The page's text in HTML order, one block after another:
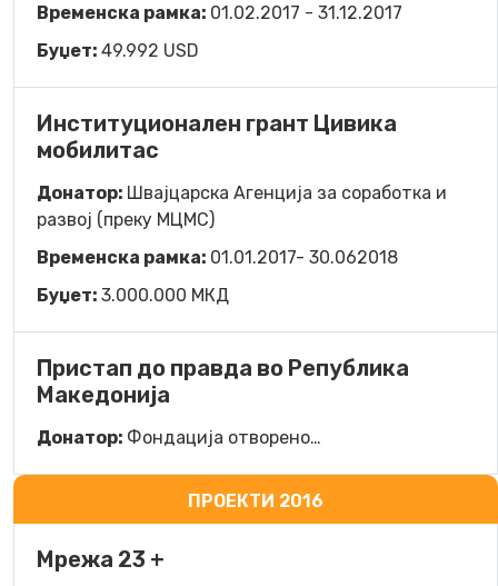
Временска рамка: 01.02.2017 - 31.12.2017
Буџет: 49.992 USD
Институционален грант Цивика
мобилитас
Донатор: Швајцарска Агенција за соработка и
развој (преку МЦМС)
Временска рамка: 01.01.2017- 30.062018
Буџет: 3.000.000 МКД
Пристап до правда во Република
Македонија
Донатор: Фондација отворено…
ПРОЕКТИ 2016
Мрежа 23 +